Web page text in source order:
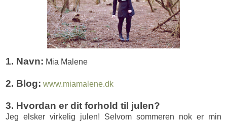
1. Navn: Mia Malene
2. Blog: www.miamalene.dk
3. Hvordan er dit forhold til julen?
Jeg elsker virkelig julen! Selvom sommeren nok er min